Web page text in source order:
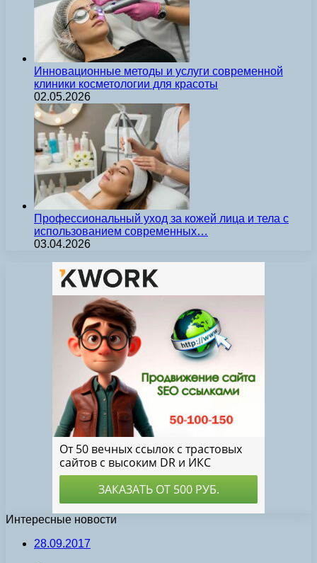
Инновационные методы и услуги современной
клиники косметологии для красоты
02.05.2026
Профессиональный уход за кожей лица и тела с
использованием современных…
03.04.2026
Интересные новости
28.09.2017